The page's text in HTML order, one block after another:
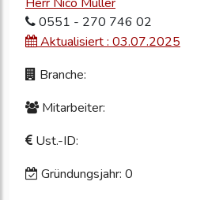
0551 - 270 746 02
Aktualisiert : 03.07.2025
Branche:
Mitarbeiter:
Ust.-ID:
Gründungsjahr: 0